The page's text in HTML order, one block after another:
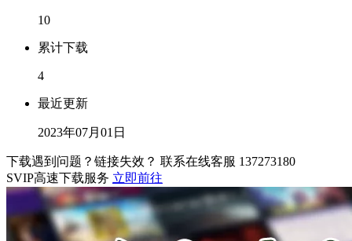
10
累计下载
4
最近更新
2023年07月01日
下载遇到问题？链接失效？ 联系在线客服 137273180
SVIP高速下载服务 立即前往